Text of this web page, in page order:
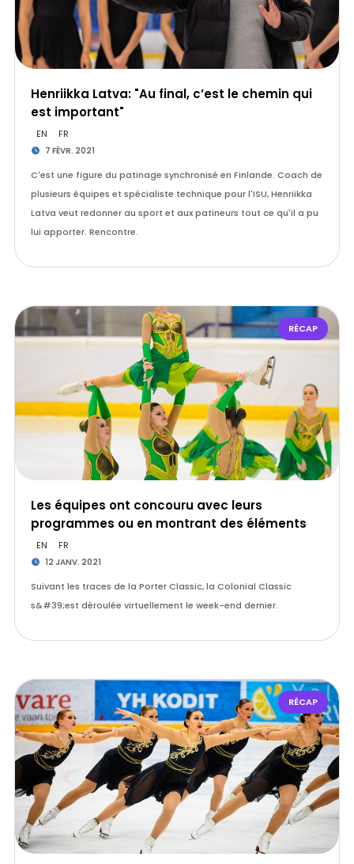
Henriikka Latva: "Au final, c’est le chemin qui
est important"
EN FR
7 FÉVR. 2021
C'est une figure du patinage synchronisé en Finlande. Coach de
plusieurs équipes et spécialiste technique pour l'ISU, Henriikka
Latva veut redonner au sport et aux patineurs tout ce qu'il a pu
lui apporter. Rencontre.
RÉCAP
Les équipes ont concouru avec leurs
programmes ou en montrant des éléments
EN FR
12 JANV. 2021
Suivant les traces de la Porter Classic, la Colonial Classic
s&#39;est déroulée virtuellement le week-end dernier.
RÉCAP